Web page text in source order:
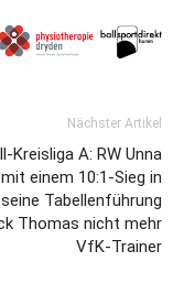
Nächster Artikel
Kreisliga A: RW Unna
einem 10:1-Sieg in
Tabellenführung
Thomas nicht mehr
VfK-Trainer